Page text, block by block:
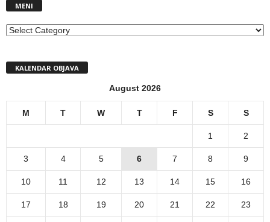
MENI
MENI
KALENDAR OBJAVA
August 2026
M T W T F S S
1 2
3 4 5 6 7 8 9
10 11 12 13 14 15 16
17 18 19 20 21 22 23